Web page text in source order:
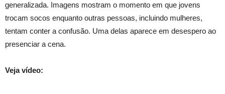
generalizada. Imagens mostram o momento em que jovens
trocam socos enquanto outras pessoas, incluindo mulheres,
tentam conter a confusão. Uma delas aparece em desespero ao
presenciar a cena.
Veja vídeo: